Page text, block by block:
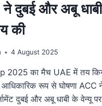
दुबई और अबू
की
4 August 2025
2025 का मैच UAE में तय
रूप से घोषणा ACC
दुबई और अबू धाबी के वेन्यू